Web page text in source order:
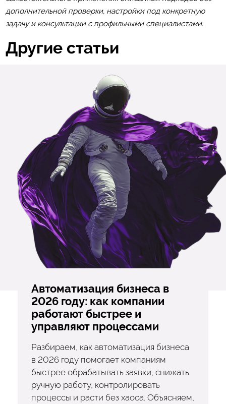
дополнительной проверки, настройки под конкретную
задачу и консультации с профильными специалистами.
Другие статьи
Автоматизация бизнеса в
2026 году: как компании
работают быстрее и
управляют процессами
Разбираем, как автоматизация бизнеса
в 2026 году помогает компаниям
быстрее обрабатывать заявки, снижать
ручную работу, контролировать
процессы и расти без хаоса. Объясняем,